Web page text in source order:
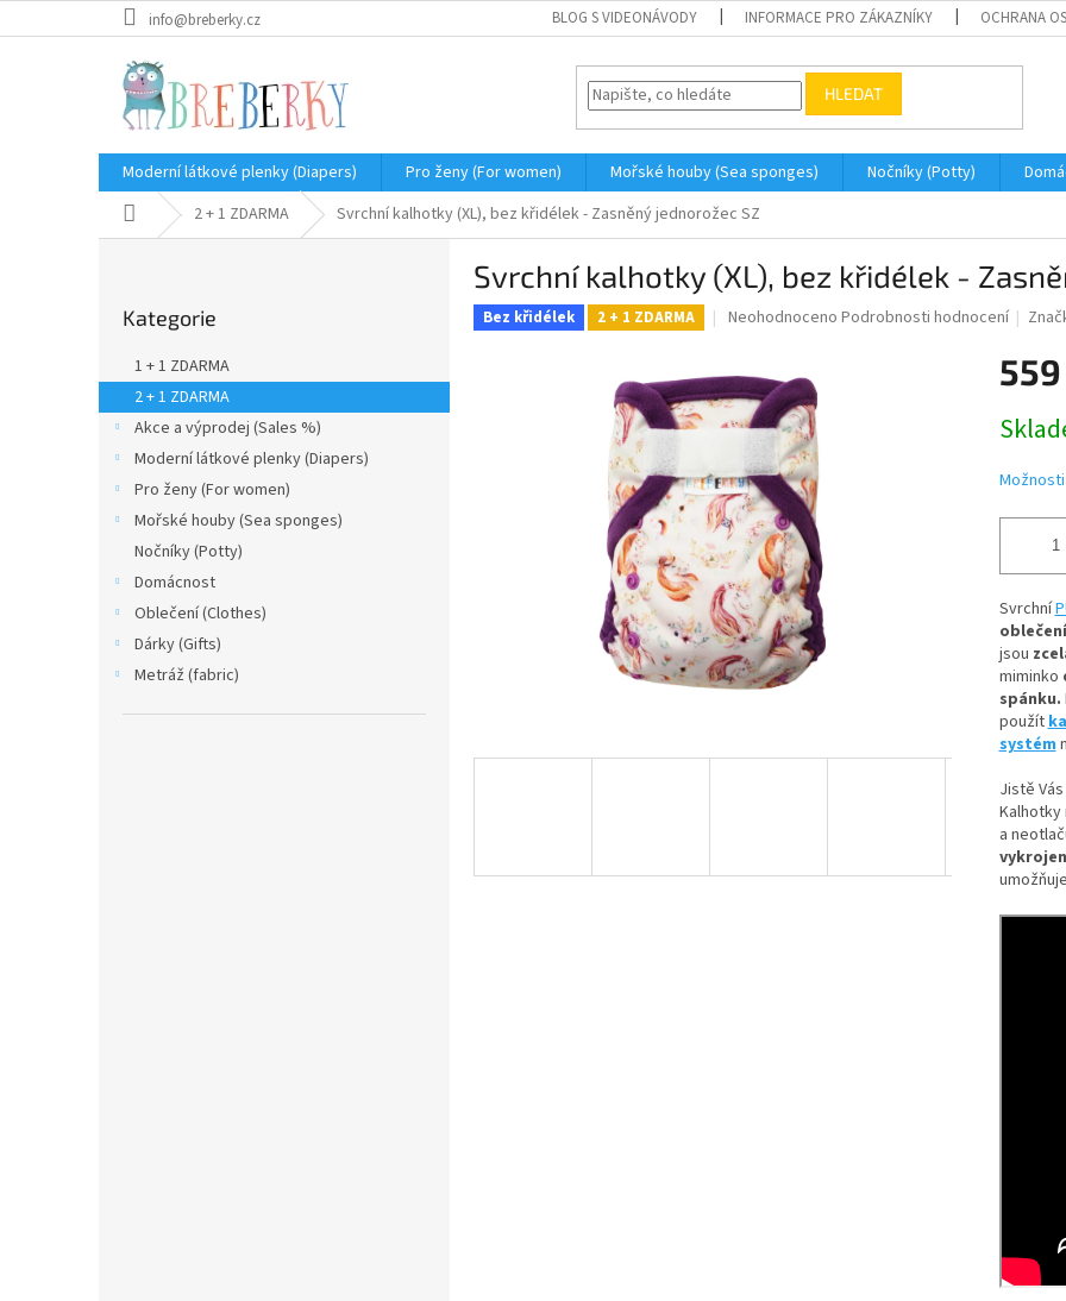
na
info@breberky.cz BLOG S VIDEONÁVODY INFORMACE PRO ZÁKAZNÍKY OCHRANA
HLEDAT
Moderní látkové plenky (Diapers) Pro ženy (For women) Mořské houby (Sea sponges) Nočníky (Potty)
Domů 2 + 1 ZDARMA Svrchní kalhotky (XL), bez křidélek - Zasněný jednorožec SZ
a
n
kategorie
Kategorie
1 + 1 ZDARMA
2 + 1 ZDARMA
Akce a výprodej (Sales %)
Moderní látkové plenky (Diapers)
Pro ženy (For women)
Mořské houby (Sea sponges)
Nočníky (Potty)
Domácnost
Oblečení (Clothes)
Dárky (Gifts)
Metráž (fabric)
Svrchní kalhotky (XL), bez křidélek -
Bez křidélek 2 + 1 ZDARMA
Průměrné
je
0,0
z
hvězdiček.
Neohodnoceno Podrobnosti hodnocení
cena:
Svrchní
jsou
miminko
spánku.
použít
systém
Jistě
a